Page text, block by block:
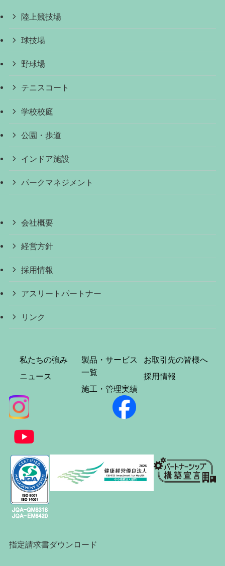
陸上競技場
球技場
野球場
テニスコート
学校校庭
公園・歩道
インドア施設
パークマネジメント
会社概要
経営方針
採用情報
アスリートパートナー
リンク
私たちの強み
ニュース
製品・サービス
一覧
施工・管理実績
お取引先の皆様へ
採用情報
指定請求書ダウンロード